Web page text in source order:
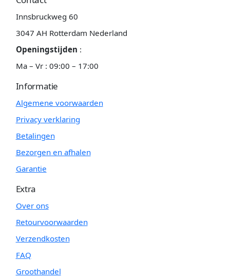
Innsbruckweg 60
3047 AH Rotterdam Nederland
Openingstijden :
Ma – Vr : 09:00 – 17:00
Informatie
Algemene voorwaarden
Privacy verklaring
Betalingen
Bezorgen en afhalen
Garantie
Extra
Over ons
Retourvoorwaarden
Verzendkosten
FAQ
Groothandel